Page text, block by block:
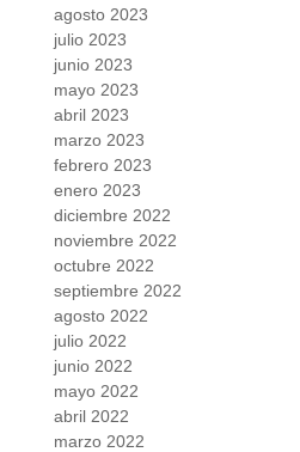
agosto 2023
julio 2023
junio 2023
mayo 2023
abril 2023
marzo 2023
febrero 2023
enero 2023
diciembre 2022
noviembre 2022
octubre 2022
septiembre 2022
agosto 2022
julio 2022
junio 2022
mayo 2022
abril 2022
marzo 2022